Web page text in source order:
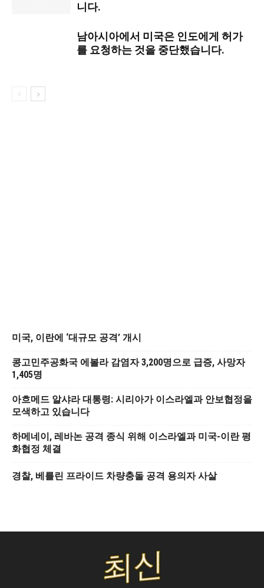
니다.
남아시아에서 미국은 인도에게 허가
를 요청하는 것을 중단했습니다.
미국, 이란에 ‘대규모 공격’ 개시
콩고민주공화국 에볼라 감염자 3,200명으로 급증, 사망자
1,405명
아흐메드 알샤라 대통령: 시리아가 이스라엘과 안보협정을
모색하고 있습니다
하메네이, 레바논 공격 종식 위해 이스라엘과 미국-이란 평
화협정 체결
경찰, 베를린 프라이드 차량충돌 공격 용의자 사살